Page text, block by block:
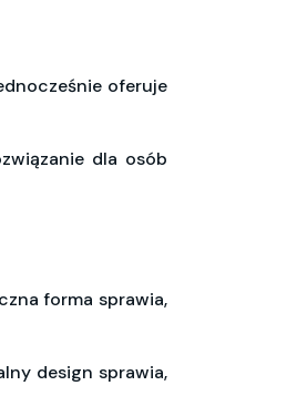
oferuje
dla osób
forma sprawia,
design sprawia,